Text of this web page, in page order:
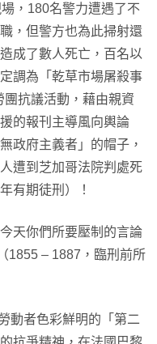
，180名警力遭遇了不
，但警方也為此掃射還
成了數人死亡，百名以
調為「乾草市場屠殺事
抗議活動，藉由親資
的報刊主導風向輿論
政府主義者」的帽子，
遭到芝加哥法院判處死
有期徒刑）！
天你們所要壓制的言論
1855 – 1887，臨刑前所
動者色彩鮮明的「第二